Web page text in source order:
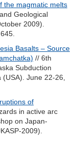
the magmatic melts
Geological
2009).
Basalts – Source
// 6th
Subduction
June 22-26,
of
in active arc
on Japan-
2009).